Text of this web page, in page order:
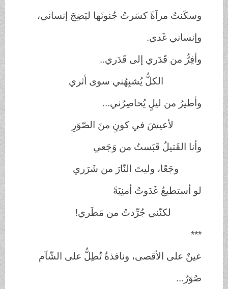
وسكَنتُ مرآةً كسَرتُ جُنونَها ليَضِجَ إنساني،
وإنساني غَدي.
وأفِرُّ من قَدَري إلى قَدَري..
الكلُّ يُشبِهُني سوى أثري
وأطيرُ من ليلٍ يُحاصِرُني...
لأعيشَ في كونٍ منَ الصّوَرِ
وأنا القَتيلُ قَبَستُ من وَجَعي
وجَعًا، وليتَ النّارَ من شَرَري
لو أستطيعُ غَدَوتُ أمنِيَةً
لكنّني جُرِّدتُ من مَطَري!
***
عينٌ على الأقصى، ونافذةٌ تُطِلُّ على الشّآم
صُوَرٌ...